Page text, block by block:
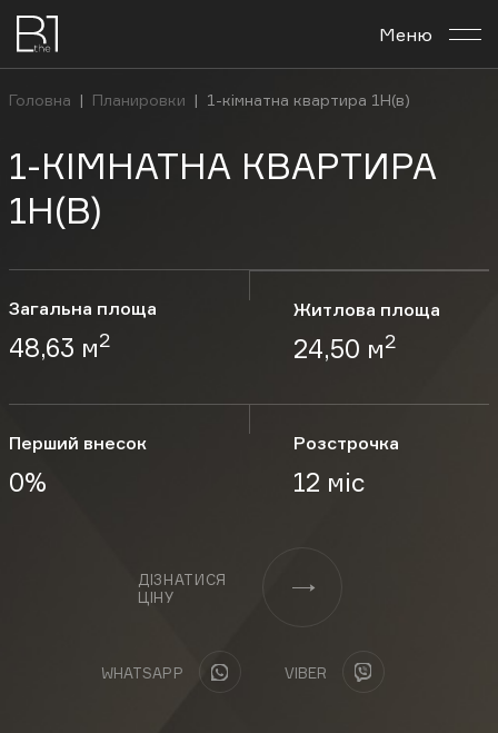
Про комплекс
Інвестувати
En
Меню
Головна | Планировки | 1-кімнатна квартира 1Н(в)
1-КІМНАТНА КВАРТИРА
1Н(В)
Загальна площа
48,63 м2
Житлова площа
24,50 м2
Перший внесок
0%
Розстрочка
12 міс
ДІЗНАТИСЯ
ЦІНУ
WHATSAPP VIBER